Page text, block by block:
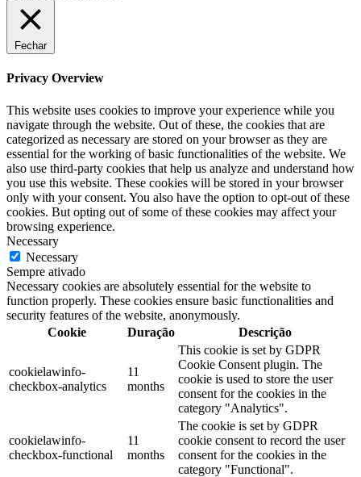
Fechar
Privacy Overview
This website uses cookies to improve your experience while you
navigate through the website. Out of these, the cookies that are
categorized as necessary are stored on your browser as they are
essential for the working of basic functionalities of the website. We
also use third-party cookies that help us analyze and understand how
you use this website. These cookies will be stored in your browser
only with your consent. You also have the option to opt-out of these
cookies. But opting out of some of these cookies may affect your
browsing experience.
Necessary
Necessary
Sempre ativado
Necessary cookies are absolutely essential for the website to
function properly. These cookies ensure basic functionalities and
security features of the website, anonymously.
Cookie
Duração Descrição
cookielawinfo-
checkbox-analytics
11
months
This cookie is set by GDPR
Cookie Consent plugin. The
cookie is used to store the user
consent for the cookies in the
category "Analytics".
cookielawinfo-
checkbox-functional
11
months
The cookie is set by GDPR
cookie consent to record the user
consent for the cookies in the
category "Functional".